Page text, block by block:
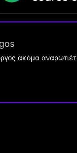
ακόμα